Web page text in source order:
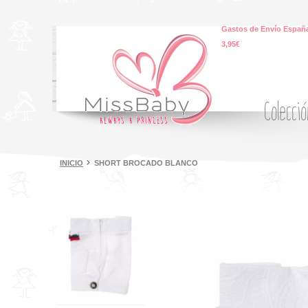
Gastos de Envío
3,95€
INICIO SHORT BROCADO BLANCO